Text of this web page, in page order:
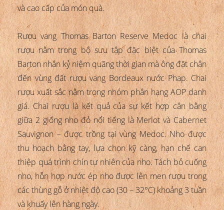
và cao cấp của món quà.
Rượu vang Thomas Barton Reserve Medoc là chai
rượu nằm trong bộ sưu tập đặc biệt của Thomas
Barton nhân kỷ niệm quãng thời gian mà ông đặt chân
đến vùng đất rượu vang Bordeaux nước Phap. Chai
rượu xuất sắc nằm trong nhóm phân hạng AOP danh
giá. Chai rượu là kết quả của sự kết hợp cân bằng
giữa 2 giống nho đỏ nổi tiếng là Merlot và Cabernet
Sauvignon – được trồng tại vùng Medoc. Nho được
thu hoạch bằng tay, lựa chọn kỹ càng, hạn chế can
thiệp quá trình chín tự nhiên của nho. Tách bỏ cuống
nho, hỗn hợp nước ép nho được lên men rượu trong
các thùng gỗ ở nhiệt độ cao (30 – 32°C) khoảng 3 tuần
và khuấy lên hàng ngày.